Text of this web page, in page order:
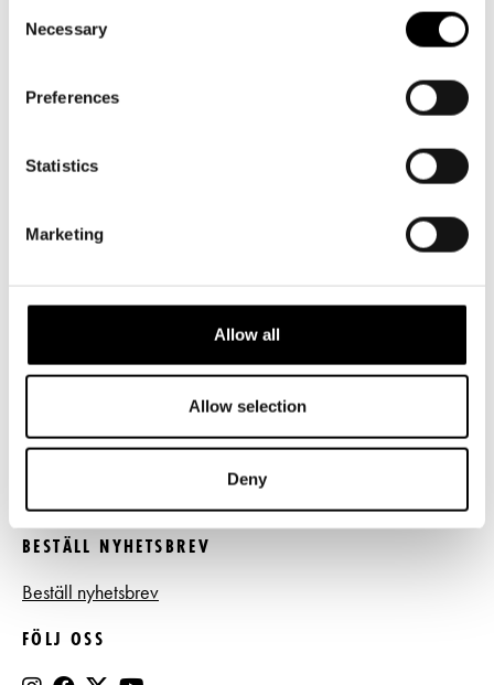
Selection
Necessary
Preferences
Statistics
Marketing
Allow all
Allow selection
Deny
Svenska Teatern Live
Kundtjänst per epost
Biljettkassan öppnar 11.8
LÄNKAR
Press
Register- och dataskyddsbeskrivning
BESTÄLL NYHETSBREV
Beställ nyhetsbrev
FÖLJ OSS